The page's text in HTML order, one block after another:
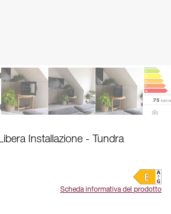
Installazione - Tundra
Scheda informativa del prodotto